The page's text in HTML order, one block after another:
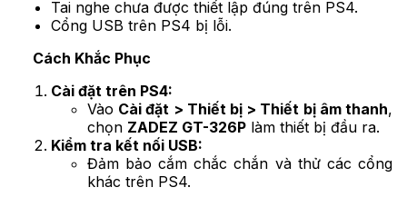
Tai nghe chưa được thiết lập đúng trên PS4.
Cổng USB trên PS4 bị lỗi.
Cách Khắc Phục
Cài đặt trên PS4:
Vào Cài đặt > Thiết bị > Thiết bị âm thanh,
chọn ZADEZ GT-326P làm thiết bị đầu ra.
Kiểm tra kết nối USB:
Đảm bảo cắm chắc chắn và thử các cổng
khác trên PS4.